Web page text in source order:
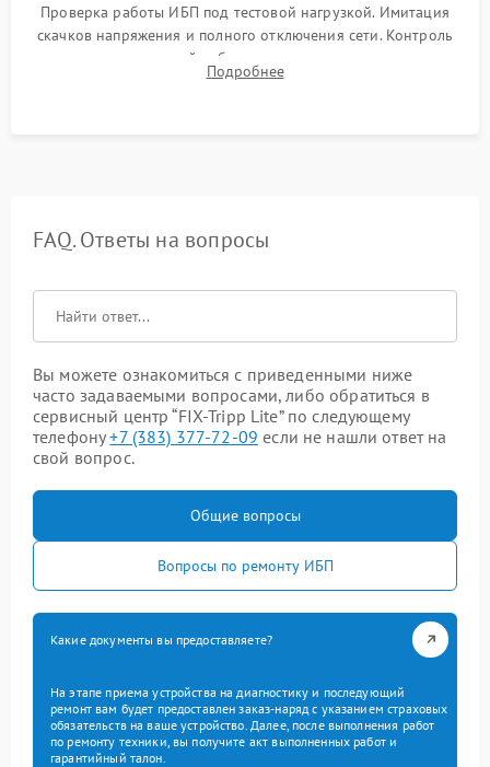
Проверка работы ИБП под тестовой нагрузкой. Имитация
скачков напряжения и полного отключения сети. Контроль
времени автономной работы, температурного режима и
корректности формы выходного сигнала.
Подробнее
FAQ. Ответы на вопросы
Вы можете ознакомиться с приведенными ниже
часто задаваемыми вопросами, либо обратиться в
сервисный центр “FIX-Tripp Lite” по следующему
телефону+7 (383) 377-72-09 если не нашли ответ на
свой вопрос.
Общие вопросы
Вопросы по ремонту ИБП
Какие документы вы предоставляете?
На этапе приема устройства на диагностику и последующий
ремонт вам будет предоставлен заказ-наряд с указанием страховых
обязательств на ваше устройство. Далее, после выполнения работ
по ремонту техники, вы получите акт выполненных работ и
гарантийный талон.